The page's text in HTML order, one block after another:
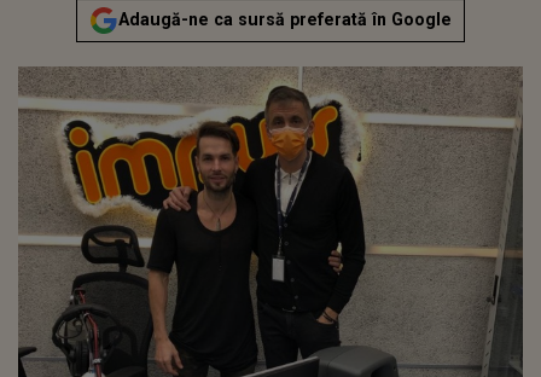
Adaugă-ne ca sursă preferată în Google